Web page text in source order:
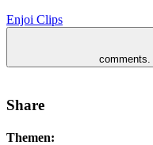
Enjoi Clips
comments.
Share
Themen: